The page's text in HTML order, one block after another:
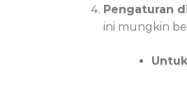
Pengaturan
ini mungkin